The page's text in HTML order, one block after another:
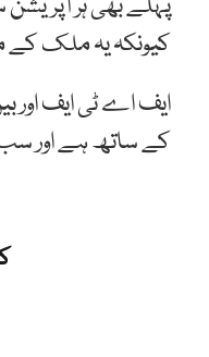
کیونکہ یہ ملک کے
ایف اے ٹی ایف اور
کے ساتھ ہے اور